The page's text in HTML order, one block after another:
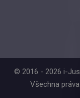
© 2016 - 2026 i-
Všechna